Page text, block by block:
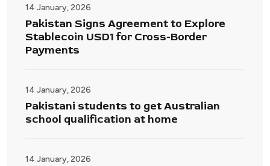
14 January, 2026
Pakistan Signs Agreement to Explore
Stablecoin USD1 for Cross-Border
Payments
14 January, 2026
Pakistani students to get Australian
school qualification at home
14 January, 2026